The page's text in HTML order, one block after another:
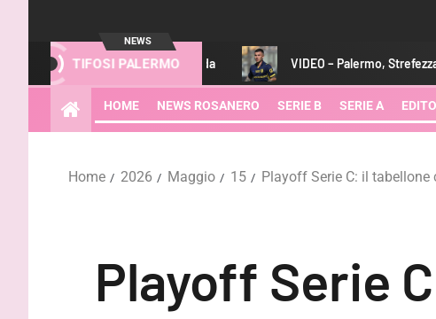
NEWS
TIFOSI PALERMO
vedere la sfida VIDEO – Palermo, Strefezza arriva in Australia
HOME NEWS ROSANERO SERIE B SERIE A
Home 2026 Maggio 15 Playoff Serie C: il tabellone
Playoff Serie